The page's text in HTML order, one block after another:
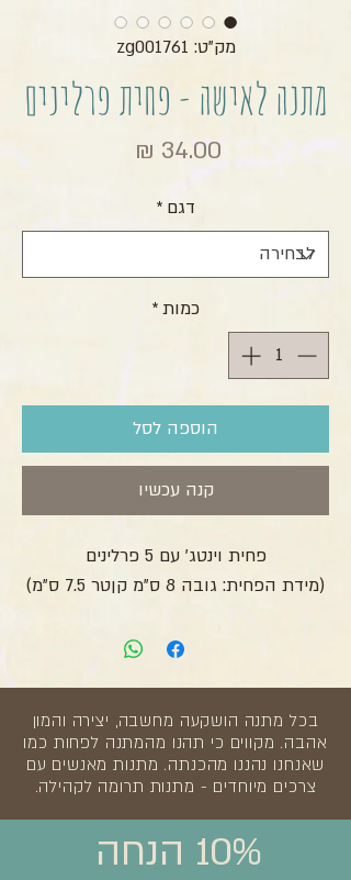
מק"ט: zg001761
מתנה לאישה - פחית פרלינים
דגם *
כמות*
הוספה לסל
קנה עכשיו
פחית וינטג' עם 5 פרלינים
(מידת הפחית: גובה 8 ס"מ קןטר 7.5 ס"מ)
בכל מתנה הושקעה מחשבה, יצירה והמון
אהבה. מקווים כי תהנו מהמתנה לפחות כמו
שאנחנו נהננו מהכנתה. מתנות מאנשים עם
צרכים מיוחדים - מתנות תרומה לקהילה.
10% הנחה